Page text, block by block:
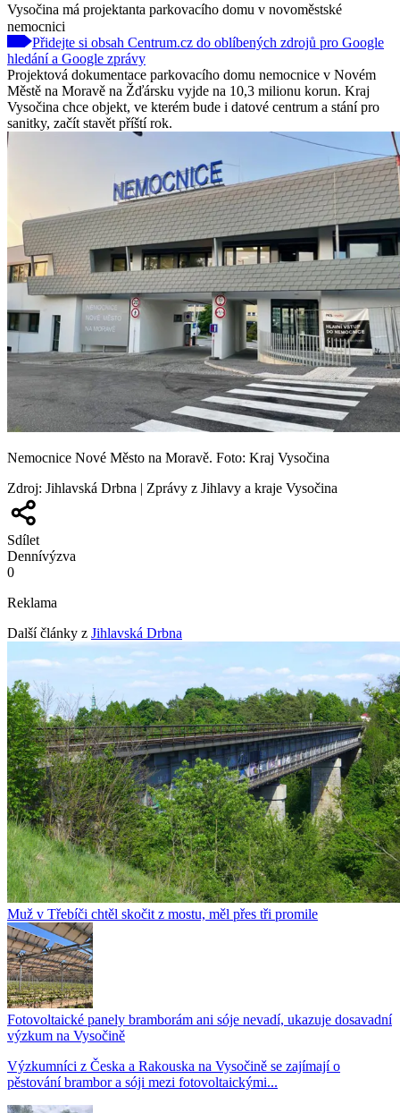
Vysočina má projektanta parkovacího domu v novoměstské
nemocnici
Přidejte si obsah Centrum.cz do oblíbených zdrojů pro Google
hledání a Google zprávy
Projektová dokumentace parkovacího domu nemocnice v Novém
Městě na Moravě na Žďársku vyjde na 10,3 milionu korun. Kraj
Vysočina chce objekt, ve kterém bude i datové centrum a stání pro
sanitky, začít stavět příští rok.
Nemocnice Nové Město na Moravě. Foto: Kraj Vysočina
Zdroj: Jihlavská Drbna | Zprávy z Jihlavy a kraje Vysočina
Sdílet
Dennívýzva
0
Reklama
Další články z Jihlavská Drbna
Muž v Třebíči chtěl skočit z mostu, měl přes tři promile
Fotovoltaické panely bramborám ani sóje nevadí, ukazuje dosavadní
výzkum na Vysočině
Výzkumníci z Česka a Rakouska na Vysočině se zajímají o
pěstování brambor a sóji mezi fotovoltaickými...